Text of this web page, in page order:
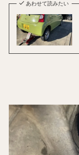
あわせて読みたい